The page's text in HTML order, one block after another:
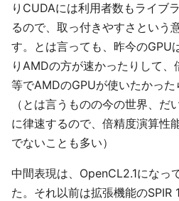
りCUDAには利用者数もライブ
るので、取っ付きやすさという
す。とは言っても、昨今のGPU
りAMDの方が速かったりして
等でAMDのGPUが使いたかった
（とは言うものの今の世界、
に律速するので、倍精度演算性
でないことも多い）
中間表現は、OpenCL2.1になっ
た。それ以前は拡張機能のSPIR